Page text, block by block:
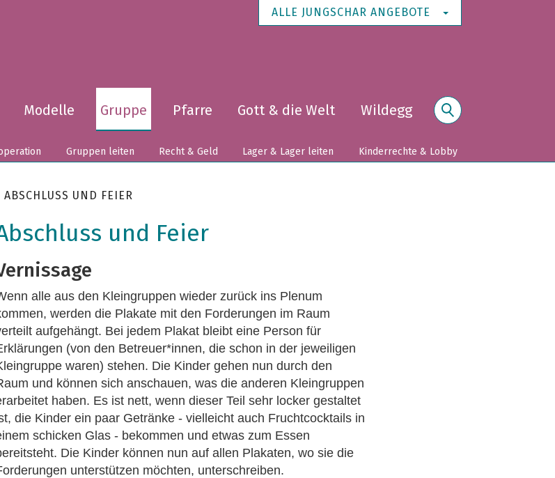
ALLE JUNGSCHAR ANGEBOTE
Modelle Gruppe Pfarre Gott & die Welt Wildegg
Gruppen leiten Recht & Geld Lager & Lager leiten Kinderrechte & Lobby
ABSCHLUSS UND FEIER
und Feier
alle aus den Kleingruppen wieder zurück ins Plenum
werden die Plakate mit den Forderungen im Raum
aufgehängt. Bei jedem Plakat bleibt eine Person für
(von den Betreuer*innen, die schon in der jeweiligen
waren) stehen. Die Kinder gehen nun durch den
und können sich anschauen, was die anderen Kleingruppen
haben. Es ist nett, wenn dieser Teil sehr locker gestaltet
die Kinder ein paar Getränke - vielleicht auch Fruchtcocktails in
schicken Glas - bekommen und etwas zum Essen
Die Kinder können nun auf allen Plakaten, wo sie die
unterstützen möchten, unterschreiben.